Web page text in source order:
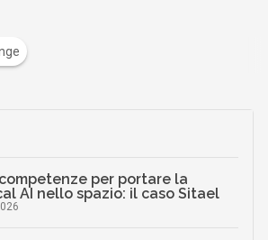
per portare la
AI nello spazio: il caso Sitael